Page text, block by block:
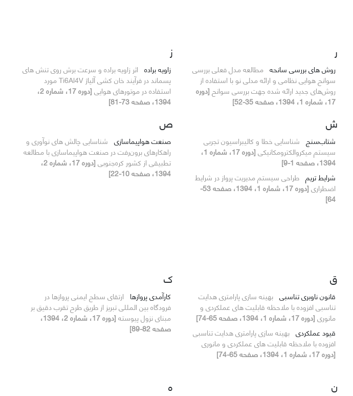
ر
روش های بررسی سانحه مطالعه مدل فعلی بررسی
سوانح هوایی نظامی و ارائه مدلی نو با استفاده از
روش‌های جدید ارائه شده جهت بررسی سوانح [دوره
17، شماره 1، 1394، صفحه 35-52]
ز
زاویه براده اثر زاویه براده و سرعت برش روی تنش های
پسماند در فرآیند خان کشی آلیاژ Ti6Al4V مورد
استفاده در موتورهای هوایی
[دوره 17، شماره 2،
1394، صفحه 73-81]
ش
شتاب‌سنج شناسایی خطا و کالیبراسیون تجربی
سیستم میکروالکترومکانیکی
[دوره 17، شماره 1،
1394، صفحه 1-9]
شرایط تریم طراحی سیستم مدیریت پرواز در شرایط
اضطراری
[دوره 17، شماره 1، 1394، صفحه 53-
64]
ص
صنعت هواپیماسازی شناسایی چالش های نوآوری و
راهکارهای برون‌رفت در صنعت هواپیماسازی با مطالعه
تطبیقی از کشور کره‌جنوبی
[دوره 17، شماره 2،
1394، صفحه 10-22]
ق
قانون ناوبری تناسبی بهینه سازی پارامتری هدایت
تناسبی افزوده با ملاحظه قابلیت های عملکردی و
مانوری [دوره 17، شماره 1، 1394، صفحه 65-74]
قیود عملکردی بهینه سازی پارامتری هدایت تناسبی
افزوده با ملاحظه قابلیت های عملکردی و مانوری
[دوره 17، شماره 1، 1394، صفحه 65-74]
ک
کارآمدی پروازها ارتقای سطح ایمنی پروازها در
فرودگاه بین المللی تبریز از طریق طرح تقرب دقیق بر
مبنای نزول پیوسته
[دوره 17، شماره 2، 1394،
صفحه 82-89]
ن ه